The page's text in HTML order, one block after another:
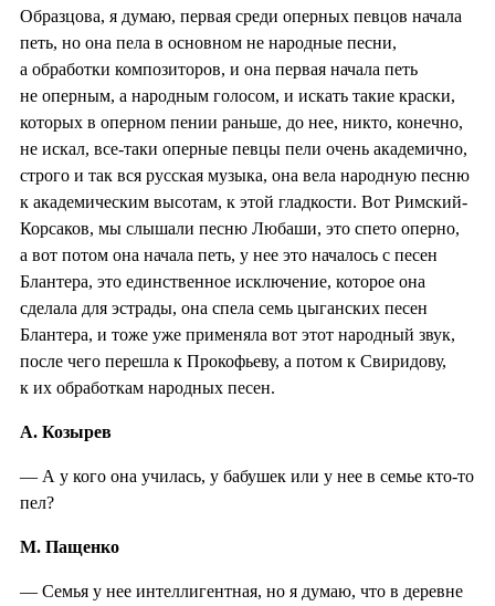
Образцова, я думаю, первая среди оперных певцов начала
петь, но она пела в основном не народные песни,
а обработки композиторов, и она первая начала петь
не оперным, а народным голосом, и искать такие краски,
которых в оперном пении раньше, до нее, никто, конечно,
не искал, все-таки оперные певцы пели очень академично,
строго и так вся русская музыка, она вела народную песню
к академическим высотам, к этой гладкости. Вот Римский-
Корсаков, мы слышали песню Любаши, это спето оперно,
а вот потом она начала петь, у нее это началось с песен
Блантера, это единственное исключение, которое она
сделала для эстрады, она спела семь цыганских песен
Блантера, и тоже уже применяла вот этот народный звук,
после чего перешла к Прокофьеву, а потом к Свиридову,
к их обработкам народных песен.
А. Козырев
— А у кого она училась, у бабушек или у нее в семье кто-то
пел?
М. Пащенко
— Семья у нее интеллигентная, но я думаю, что в деревне